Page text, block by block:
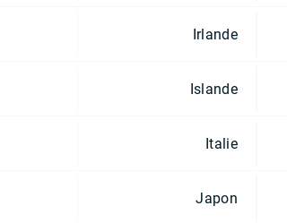
Irlande
Islande
Italie
Japon